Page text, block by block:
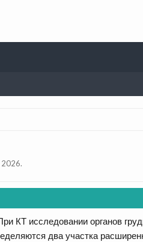
.
КТ исследовании органов
два участка